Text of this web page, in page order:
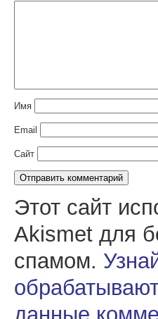
Имя
Email
Сайт
Этот сайт
Akismet для
спамом.